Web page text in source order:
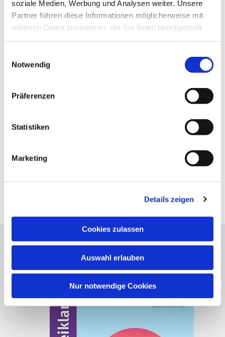
soziale Medien, Werbung und Analysen weiter. Unsere
Partner führen diese Informationen möglicherweise mit
weiteren Daten zusammen, die Sie ihnen bereitgestellt
Notwendig
Präferenzen
Statistiken
Marketing
Details zeigen
Cookies zulassen
Auswahl erlauben
Nur notwendige Cookies
Dreiklang Heft 1 - 2026